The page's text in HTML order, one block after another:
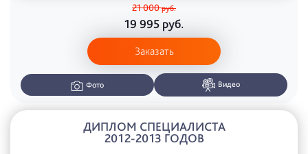
21 000руб.
19 995 руб.
Заказать
Фото Видео
ДИПЛОМ СПЕЦИАЛИСТА
2012-2013 ГОДОВ